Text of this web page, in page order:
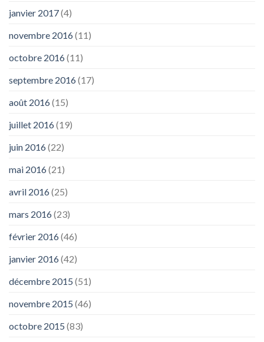
janvier 2017(4)
novembre 2016(11)
octobre 2016(11)
septembre 2016(17)
août 2016(15)
juillet 2016(19)
juin 2016(22)
mai 2016(21)
avril 2016(25)
mars 2016(23)
février 2016(46)
janvier 2016(42)
décembre 2015 (51)
novembre 2015 (46)
octobre 2015 (83)